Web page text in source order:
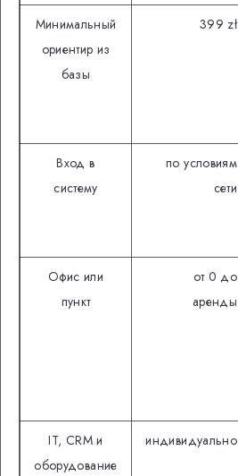
Минимальный
ориентир из
базы
399 zł
Вход в
систему
по условиям
сети
Офис или
пункт
от 0 до
аренды
IT, CRM и
оборудование
индивидуально